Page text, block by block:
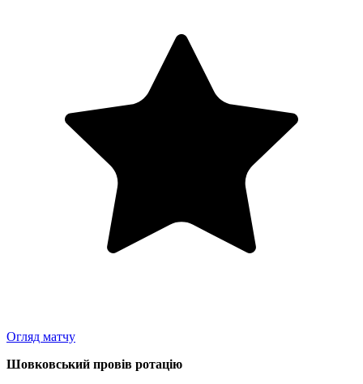
Огляд матчу
Шовковський провів ротацію